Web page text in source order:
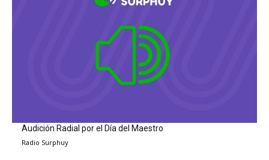
Audición Radial por el Día del Maestro
Radio Surphuy